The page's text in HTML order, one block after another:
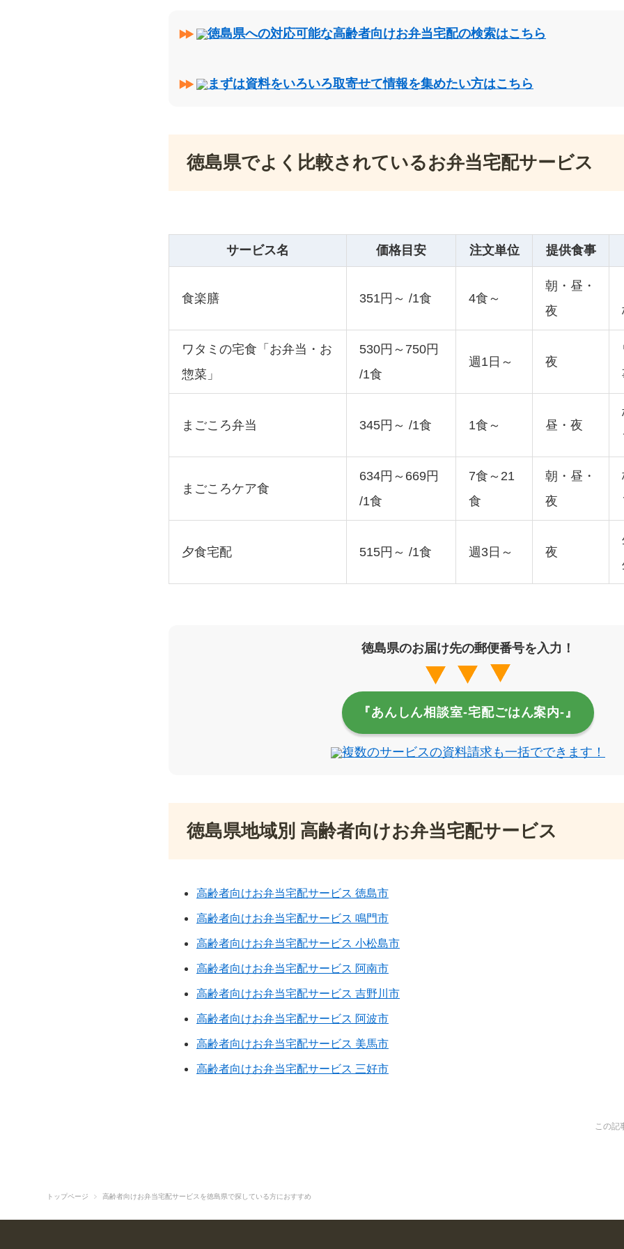
徳島県への対応可能な高齢者向けお弁当宅配の検索はこちら
まずは資料をいろいろ取寄せて情報を集めたい方はこちら
徳島県でよく比較されているお弁当宅配サービス
サービス名 価格目安 注文単位 提供食事
食楽膳 351円～ /1食 4食～
朝・昼・
夜
ワタミの宅食「お弁当・お
惣菜」
530円～750円
/1食
週1日～ 夜
まごころ弁当 345円～ /1食 1食～ 昼・夜
まごころケア食
634円～669円
/1食
7食～21
食
朝・昼・
夜
夕食宅配 515円～ /1食 週3日～ 夜
徳島県のお届け先の郵便番号を入力！
『あんしん相談室‐宅配ごはん案内‐』
複数のサービスの資料請求も一括でできます！
徳島県地域別 高齢者向けお弁当宅配サービス
高齢者向けお弁当宅配サービス 徳島市
高齢者向けお弁当宅配サービス 鳴門市
高齢者向けお弁当宅配サービス 小松島市
高齢者向けお弁当宅配サービス 阿南市
高齢者向けお弁当宅配サービス 吉野川市
高齢者向けお弁当宅配サービス 阿波市
高齢者向けお弁当宅配サービス 美馬市
高齢者向けお弁当宅配サービス 三好市
この記
トップページ 高齢者向けお弁当宅配サービスを徳島県で探している方におすすめ